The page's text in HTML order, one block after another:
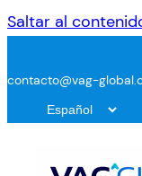
Saltar al
contacto@vag-